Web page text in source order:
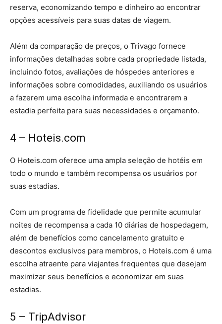
reserva, economizando tempo e dinheiro ao encontrar
opções acessíveis para suas datas de viagem.
Além da comparação de preços, o Trivago fornece
informações detalhadas sobre cada propriedade listada,
incluindo fotos, avaliações de hóspedes anteriores e
informações sobre comodidades, auxiliando os usuários
a fazerem uma escolha informada e encontrarem a
estadia perfeita para suas necessidades e orçamento.
4 – Hoteis.com
O Hoteis.com oferece uma ampla seleção de hotéis em
todo o mundo e também recompensa os usuários por
suas estadias.
Com um programa de fidelidade que permite acumular
noites de recompensa a cada 10 diárias de hospedagem,
além de benefícios como cancelamento gratuito e
descontos exclusivos para membros, o Hoteis.com é uma
escolha atraente para viajantes frequentes que desejam
maximizar seus benefícios e economizar em suas
estadias.
5 – TripAdvisor